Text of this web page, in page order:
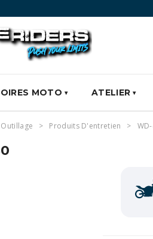
MOTO ATELIER
Outillage Produits D'entretien